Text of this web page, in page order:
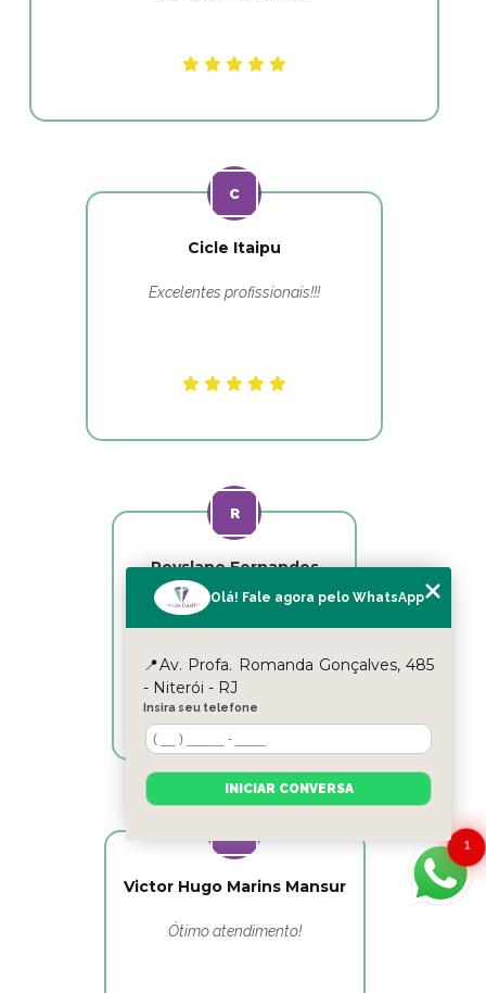
Cicle Itaipu
Excelentes profissionais!!!
Reyslane Fernandes
Excelente equipe!!
Victor Hugo Marins Mansur
Ótimo atendimento!
1
Olá! Fale agora pelo WhatsApp
📍Av. Profa. Romanda Gonçalves, 485
- Niterói - RJ
Insira seu telefone
INICIAR CONVERSA